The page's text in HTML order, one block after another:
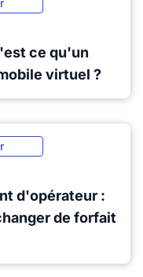
ce qu'un
virtuel ?
d'opérateur :
de forfait